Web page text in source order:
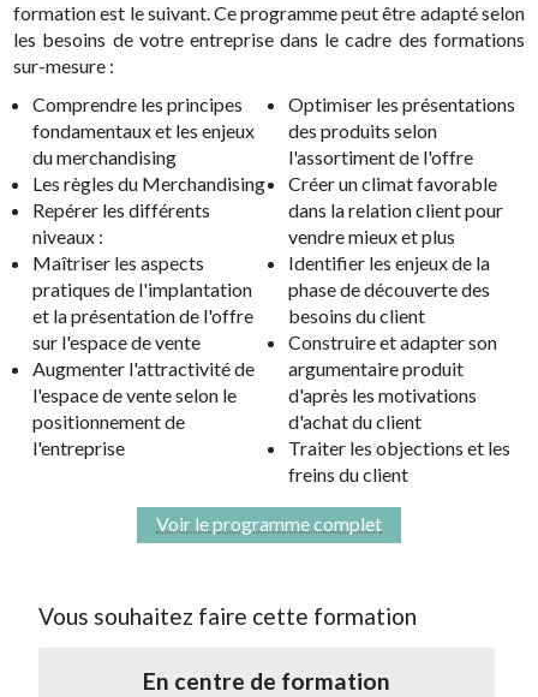
formation est le suivant. Ce programme peut être adapté selon
les besoins de votre entreprise dans le cadre des formations
sur-mesure :
Comprendre les principes
fondamentaux et les enjeux
du merchandising
Les règles du Merchandising
Repérer les différents
niveaux :
Maîtriser les aspects
pratiques de l'implantation
et la présentation de l'offre
sur l'espace de vente
Augmenter l'attractivité de
l'espace de vente selon le
positionnement de
l'entreprise
Optimiser les présentations
des produits selon
l'assortiment de l'offre
Créer un climat favorable
dans la relation client pour
vendre mieux et plus
Identifier les enjeux de la
phase de découverte des
besoins du client
Construire et adapter son
argumentaire produit
d'après les motivations
d'achat du client
Traiter les objections et les
freins du client
Voir le programme complet
Vous souhaitez faire cette formation
En centre de formation